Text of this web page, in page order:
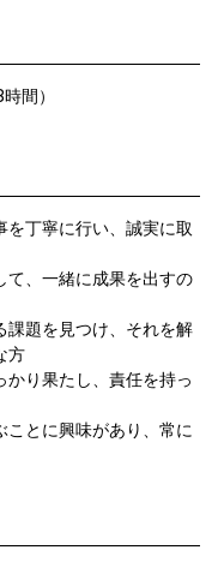
間）
を丁寧に行い、誠実に取
て、一緒に成果を出すの
課題を見つけ、それを解
方
かり果たし、責任を持っ
ことに興味があり、常に